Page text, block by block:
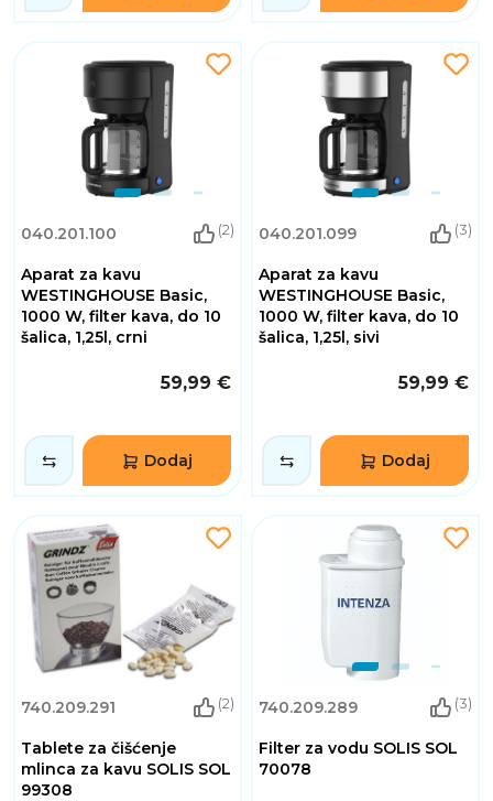
040.201.100 (2)
Aparat za kavu
WESTINGHOUSE Basic,
1000 W, filter kava, do 10
šalica, 1,25l, crni
59,99 €
Dodaj
040.201.099 (3)
Aparat za kavu
WESTINGHOUSE Basic,
1000 W, filter kava, do 10
šalica, 1,25l, sivi
59,99 €
Dodaj
740.209.291 (2)
Tablete za čišćenje
mlinca za kavu SOLIS SOL
99308
740.209.289 (3)
Filter za vodu SOLIS SOL
70078